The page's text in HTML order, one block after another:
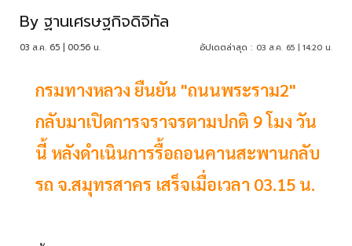
By ฐานเศรษฐกิจดิจิทัล
03 ส.ค. 65 | 00:56 น. อัปเดตล่าสุด : 03 ส.ค. 65 | 14:20 น.
กรมทางหลวง ยืนยัน "ถนนพระราม2"
กลับมาเปิดการจราจรตามปกติ 9 โมง วัน
นี้ หลังดำเนินการรื้อถอนคานสะพานกลับ
รถ จ.สมุทรสาคร เสร็จเมื่อเวลา 03.15 น.